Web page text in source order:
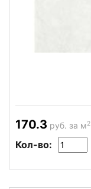
170.3 руб. за м2
Кол-во: